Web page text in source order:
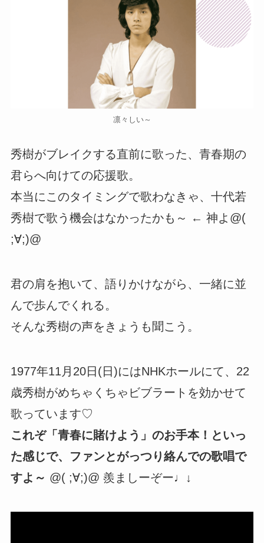
凛々しい～
秀樹がブレイクする直前に歌った、青春期の
君らへ向けての応援歌。
本当にこのタイミングで歌わなきゃ、十代若
秀樹で歌う機会はなかったかも～ ← 神よ@(
;∀;)@
君の肩を抱いて、語りかけながら、一緒に並
んで歩んでくれる。
そんな秀樹の声をきょうも聞こう。
1977年11月20日(日)にはNHKホールにて、22
歳秀樹がめちゃくちゃビブラートを効かせて
歌っています♡
これぞ「青春に賭けよう」のお手本！といっ
た感じで、ファンとがっつり絡んでの歌唱で
すよ～ @( ;∀;)@ 羨ましーぞー♩↓